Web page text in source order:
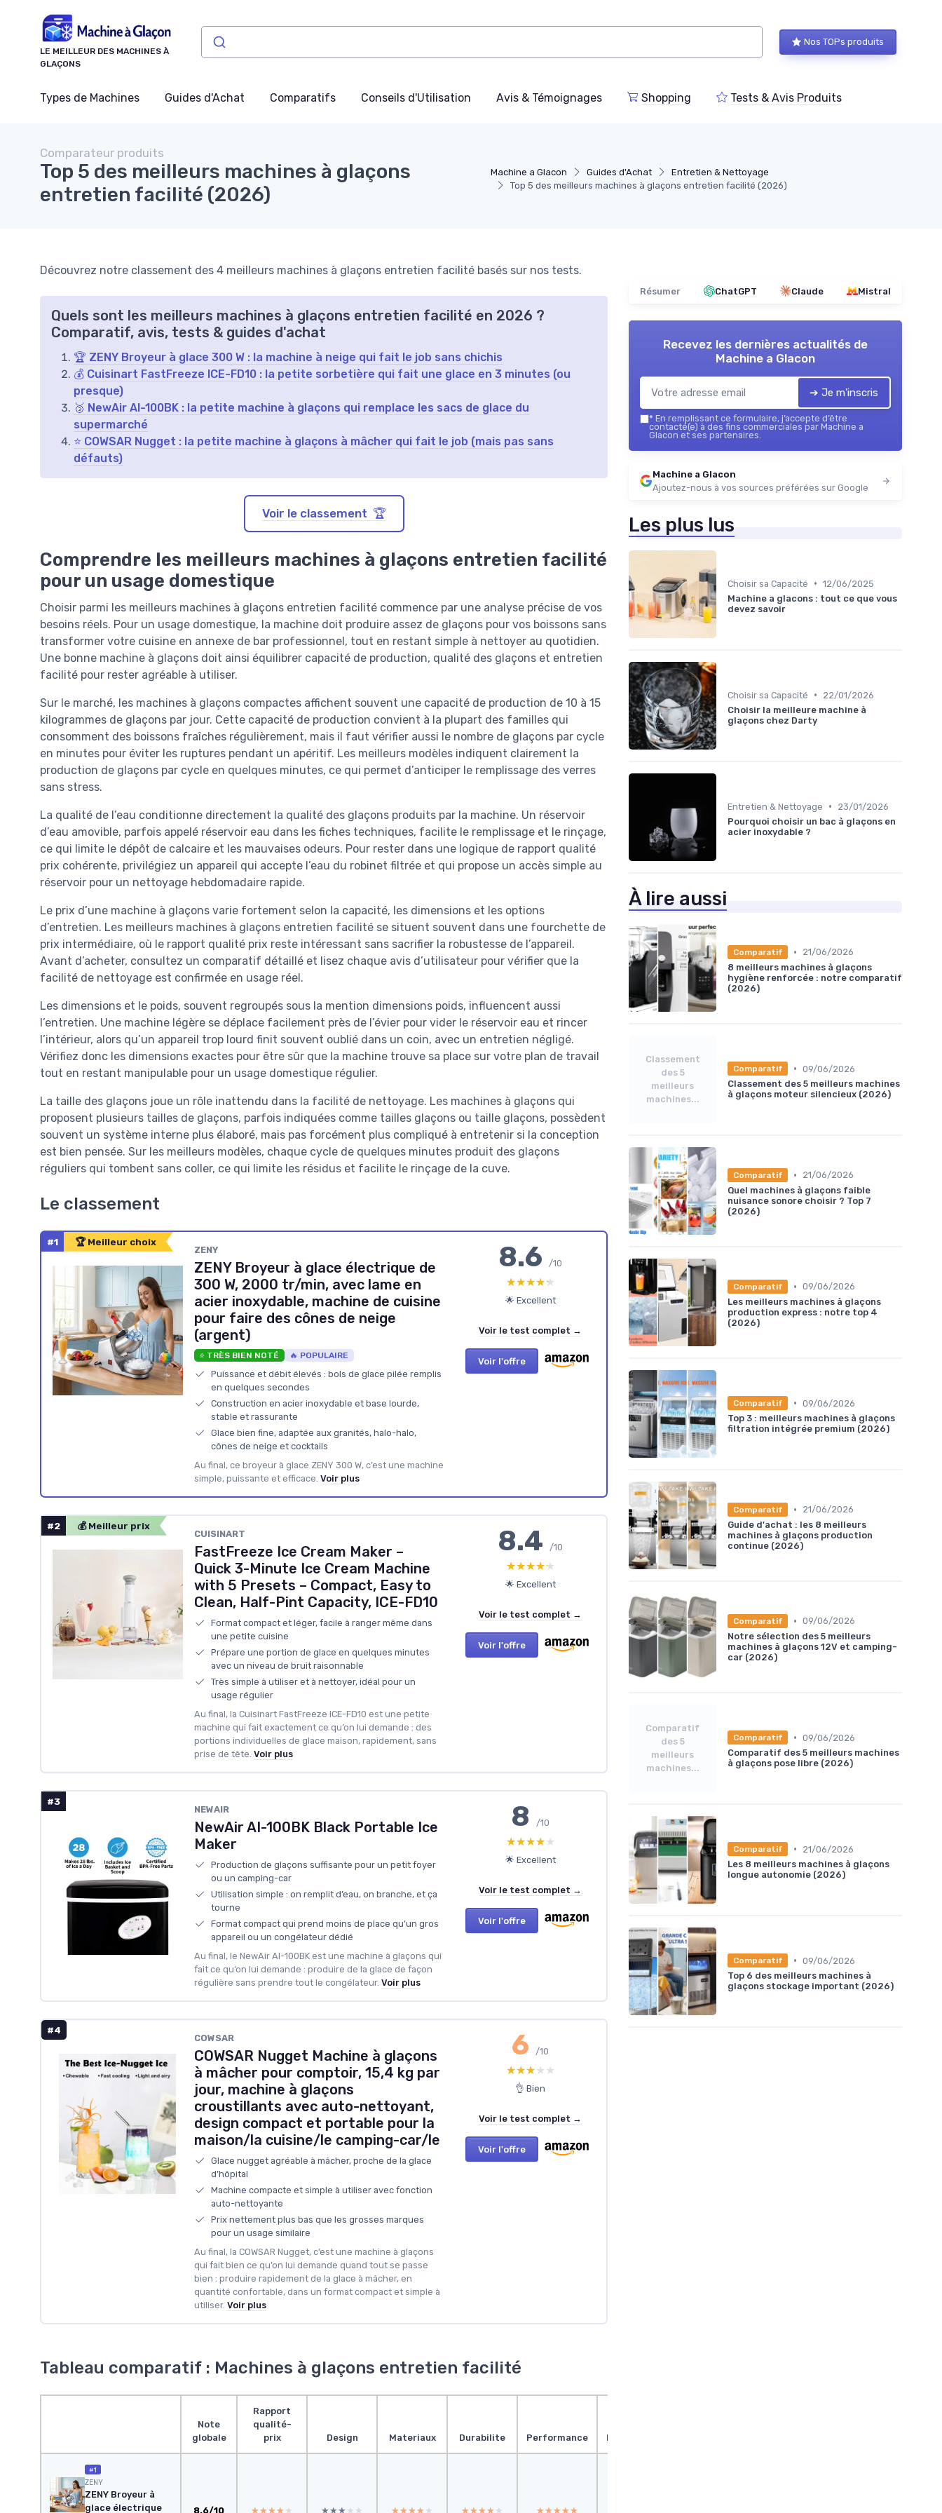
LE MEILLEUR DES MACHINES À
GLAÇONS
Nos TOPs produits
Types de Machines Guides d'Achat Comparatifs Conseils d'Utilisation Avis & Témoignages Shopping Tests & Avis Produits
Machine a Glacon Guides d'Achat
Entretien & Nettoyage
Top 5 des meilleurs machines à glaçons entretien facilité (2026)
Comparateur produits
Top 5 des meilleurs machines à glaçons
entretien facilité (2026)
Découvrez notre classement des 4 meilleurs machines à glaçons entretien facilité basés sur nos tests.
Quels sont les meilleurs machines à glaçons entretien facilité en 2026 ?
Comparatif, avis, tests & guides d'achat
🏆 ZENY Broyeur à glace 300 W : la machine à neige qui fait le job sans chichis
💰 Cuisinart FastFreeze ICE-FD10 : la petite sorbetière qui fait une glace en 3 minutes (ou
presque)
🥉 NewAir AI-100BK : la petite machine à glaçons qui remplace les sacs de glace du
supermarché
⭐ COWSAR Nugget : la petite machine à glaçons à mâcher qui fait le job (mais pas sans
défauts)
Voir le classement 🏆
Comprendre les meilleurs machines à glaçons entretien facilité
pour un usage domestique
Choisir parmi les meilleurs machines à glaçons entretien facilité commence par une analyse précise de vos
besoins réels. Pour un usage domestique, la machine doit produire assez de glaçons pour vos boissons sans
transformer votre cuisine en annexe de bar professionnel, tout en restant simple à nettoyer au quotidien.
Une bonne machine à glaçons doit ainsi équilibrer capacité de production, qualité des glaçons et entretien
facilité pour rester agréable à utiliser.
Sur le marché, les machines à glaçons compactes affichent souvent une capacité de production de 10 à 15
kilogrammes de glaçons par jour. Cette capacité de production convient à la plupart des familles qui
consomment des boissons fraîches régulièrement, mais il faut vérifier aussi le nombre de glaçons par cycle
en minutes pour éviter les ruptures pendant un apéritif. Les meilleurs modèles indiquent clairement la
production de glaçons par cycle en quelques minutes, ce qui permet d’anticiper le remplissage des verres
sans stress.
La qualité de l’eau conditionne directement la qualité des glaçons produits par la machine. Un réservoir
d’eau amovible, parfois appelé réservoir eau dans les fiches techniques, facilite le remplissage et le rinçage,
ce qui limite le dépôt de calcaire et les mauvaises odeurs. Pour rester dans une logique de rapport qualité
prix cohérente, privilégiez un appareil qui accepte l’eau du robinet filtrée et qui propose un accès simple au
réservoir pour un nettoyage hebdomadaire rapide.
Le prix d’une machine à glaçons varie fortement selon la capacité, les dimensions et les options
d’entretien. Les meilleurs machines à glaçons entretien facilité se situent souvent dans une fourchette de
prix intermédiaire, où le rapport qualité prix reste intéressant sans sacrifier la robustesse de l’appareil.
Avant d’acheter, consultez un comparatif détaillé et lisez chaque avis d’utilisateur pour vérifier que la
facilité de nettoyage est confirmée en usage réel.
Les dimensions et le poids, souvent regroupés sous la mention dimensions poids, influencent aussi
l’entretien. Une machine légère se déplace facilement près de l’évier pour vider le réservoir eau et rincer
l’intérieur, alors qu’un appareil trop lourd finit souvent oublié dans un coin, avec un entretien négligé.
Vérifiez donc les dimensions exactes pour être sûr que la machine trouve sa place sur votre plan de travail
tout en restant manipulable pour un usage domestique régulier.
La taille des glaçons joue un rôle inattendu dans la facilité de nettoyage. Les machines à glaçons qui
proposent plusieurs tailles de glaçons, parfois indiquées comme tailles glaçons ou taille glaçons, possèdent
souvent un système interne plus élaboré, mais pas forcément plus compliqué à entretenir si la conception
est bien pensée. Sur les meilleurs modèles, chaque cycle de quelques minutes produit des glaçons
réguliers qui tombent sans coller, ce qui limite les résidus et facilite le rinçage de la cuve.
Le classement
#1 🏆 Meilleur choix
ZENY
ZENY Broyeur à glace électrique de
300 W, 2000 tr/min, avec lame en
acier inoxydable, machine de cuisine
pour faire des cônes de neige
(argent)
⭐ TRÈS BIEN NOTÉ 🔥 POPULAIRE
Puissance et débit élevés : bols de glace pilée remplis
en quelques secondes
Construction en acier inoxydable et base lourde,
stable et rassurante
Glace bien fine, adaptée aux granités, halo-halo,
cônes de neige et cocktails
Au final, ce broyeur à glace ZENY 300 W, c’est une machine
simple, puissante et efficace. Voir plus
8.6/10
★★★★★
★★★★★
🌟 Excellent
Voir le test complet →
Voir l'offre
#2 💰 Meilleur prix
CUISINART
FastFreeze Ice Cream Maker –
Quick 3-Minute Ice Cream Machine
with 5 Presets – Compact, Easy to
Clean, Half-Pint Capacity, ICE-FD10
Format compact et léger, facile à ranger même dans
une petite cuisine
Prépare une portion de glace en quelques minutes
avec un niveau de bruit raisonnable
Très simple à utiliser et à nettoyer, idéal pour un
usage régulier
Au final, la Cuisinart FastFreeze ICE-FD10 est une petite
machine qui fait exactement ce qu’on lui demande : des
portions individuelles de glace maison, rapidement, sans
prise de tête. Voir plus
8.4/10
★★★★★
★★★★★
🌟 Excellent
Voir le test complet →
Voir l'offre
#3
NEWAIR
NewAir AI-100BK Black Portable Ice
Maker
Production de glaçons suffisante pour un petit foyer
ou un camping-car
Utilisation simple : on remplit d’eau, on branche, et ça
tourne
Format compact qui prend moins de place qu’un gros
appareil ou un congélateur dédié
Au final, le NewAir AI-100BK est une machine à glaçons qui
fait ce qu’on lui demande : produire de la glace de façon
régulière sans prendre tout le congélateur. Voir plus
8/10
★★★★★
★★★★★
🌟 Excellent
Voir le test complet →
Voir l'offre
#4
COWSAR
COWSAR Nugget Machine à glaçons
à mâcher pour comptoir, 15,4 kg par
jour, machine à glaçons
croustillants avec auto-nettoyant,
design compact et portable pour la
maison/la cuisine/le camping-car/le
Glace nugget agréable à mâcher, proche de la glace
d’hôpital
Machine compacte et simple à utiliser avec fonction
auto-nettoyante
Prix nettement plus bas que les grosses marques
pour un usage similaire
Au final, la COWSAR Nugget, c’est une machine à glaçons
qui fait bien ce qu’on lui demande quand tout se passe
bien : produire rapidement de la glace à mâcher, en
quantité confortable, dans un format compact et simple à
utiliser. Voir plus
6/10
★★★★★
★★★★★
👌 Bien
Voir le test complet →
Voir l'offre
Tableau comparatif : Machines à glaçons entretien facilité
Note
globale
Rapport
qualité-
prix
Design Materiaux Durabilite Performance Presentation
#1
ZENY
ZENY Broyeur à
glace électrique
8.6/10 ★★★★★
★★★★★ ★★★★★
★★★★★ ★★★★★
★★★★★ ★★★★★
★★★★★ ★★★★★
★★★★★
Résumer ChatGPT Claude Mistral
Recevez les dernières actualités de
Machine a Glacon
➔ Je m'inscris
* En remplissant ce formulaire, j’accepte d’être
contacté(e) à des fins commerciales par Machine a
Glacon et ses partenaires.
Machine a Glacon
Ajoutez-nous à vos sources préférées sur Google
Les plus lus
Choisir sa Capacité • 12/06/2025
Machine a glacons : tout ce que vous
devez savoir
Choisir sa Capacité •
22/01/2026
Choisir la meilleure machine à
glaçons chez Darty
Entretien & Nettoyage •
23/01/2026
Pourquoi choisir un bac à glaçons en
acier inoxydable ?
À lire aussi
Comparatif •
21/06/2026
8 meilleurs machines à glaçons
hygiène renforcée : notre comparatif
(2026)
Classement
des 5
meilleurs
machines...
Comparatif • 09/06/2026
Classement des 5 meilleurs machines
à glaçons moteur silencieux (2026)
Comparatif •
21/06/2026
Quel machines à glaçons faible
nuisance sonore choisir ? Top 7
(2026)
Comparatif • 09/06/2026
Les meilleurs machines à glaçons
production express : notre top 4
(2026)
Comparatif • 09/06/2026
Top 3 : meilleurs machines à glaçons
filtration intégrée premium (2026)
Comparatif •
21/06/2026
Guide d'achat : les 8 meilleurs
machines à glaçons production
continue (2026)
Comparatif • 09/06/2026
Notre sélection des 5 meilleurs
machines à glaçons 12V et camping-
car (2026)
Comparatif
des 5
meilleurs
machines...
Comparatif • 09/06/2026
Comparatif des 5 meilleurs machines
à glaçons pose libre (2026)
Comparatif •
21/06/2026
Les 8 meilleurs machines à glaçons
longue autonomie (2026)
Comparatif • 09/06/2026
Top 6 des meilleurs machines à
glaçons stockage important (2026)